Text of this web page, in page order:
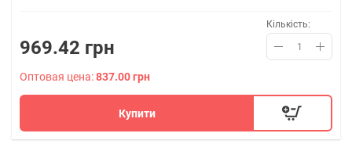
969.42 грн
Кількість:
Оптовая цена:837.00 грн
Купити